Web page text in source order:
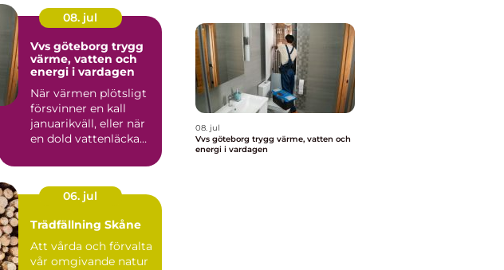
08. jul
Vvs göteborg trygg
värme, vatten och
energi i vardagen
När värmen plötsligt
försvinner en kall
januarikväll, eller när
en dold vattenläcka
06. jul
Trädfällning Skåne
Att vårda och förvalta
vår omgivande natur
08. jul
Vvs göteborg trygg värme, vatten och
energi i vardagen